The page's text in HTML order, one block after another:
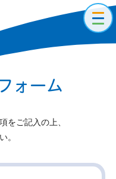
ォーム
をご記入の上、
。